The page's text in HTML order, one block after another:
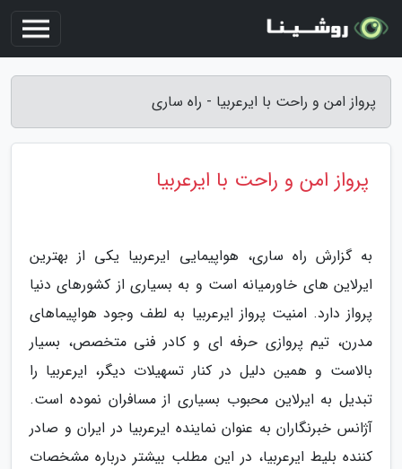
پرواز امن و راحت با ایرعربیا - راه ساری
پرواز امن و راحت با ایرعربیا
به گزارش راه ساری، هواپیمایی ایرعربیا یکی از بهترین
ایرلاین های خاورمیانه است و به بسیاری از کشورهای دنیا
پرواز دارد. امنیت پرواز ایرعربیا به لطف وجود هواپیماهای
مدرن، تیم پروازی حرفه ای و کادر فنی متخصص، بسیار
بالاست و همین دلیل در کنار تسهیلات دیگر، ایرعربیا را
تبدیل به ایرلاین محبوب بسیاری از مسافران نموده است.
آژانس خبرنگاران به عنوان نماینده ایرعربیا در ایران و صادر
کننده بلیط ایرعربیا، در این مطلب بیشتر درباره مشخصات